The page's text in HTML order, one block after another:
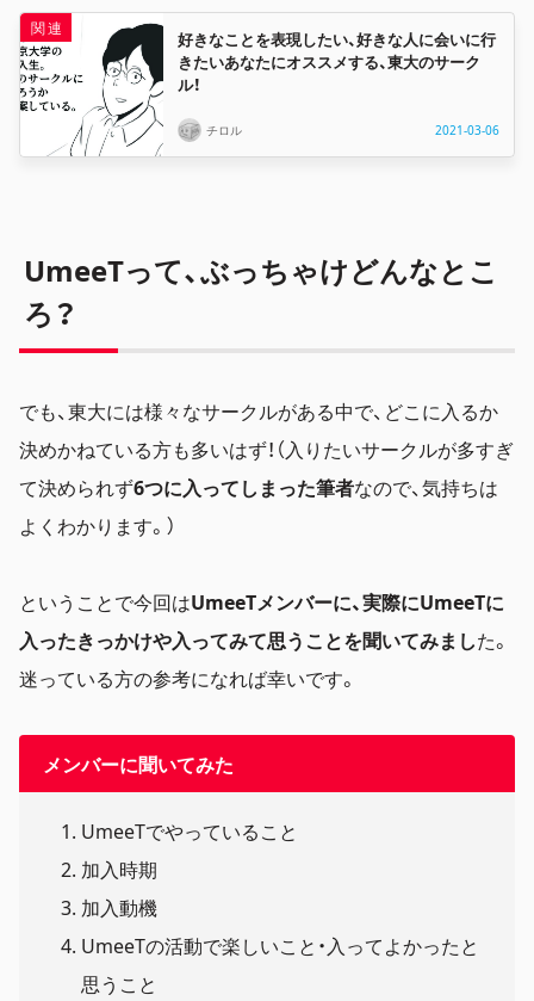
好きなことを表現したい、好きな人に会いに行
きたいあなたにオススメする、東大のサーク
ル！
チロル 2021-03-06
UmeeTって、ぶっちゃけどんなとこ
ろ？
でも、東大には様々なサークルがある中で、どこに入るか
決めかねている方も多いはず！（入りたいサークルが多すぎ
て決められず6つに入ってしまった筆者なので、気持ちは
よくわかります。）
ということで今回はUmeeTメンバーに、実際にUmeeTに
入ったきっかけや入ってみて思うことを聞いてみました。
迷っている方の参考になれば幸いです。
メンバーに聞いてみた
UmeeTでやっていること
加入時期
加入動機
UmeeTの活動で楽しいこと・入ってよかったと
思うこと